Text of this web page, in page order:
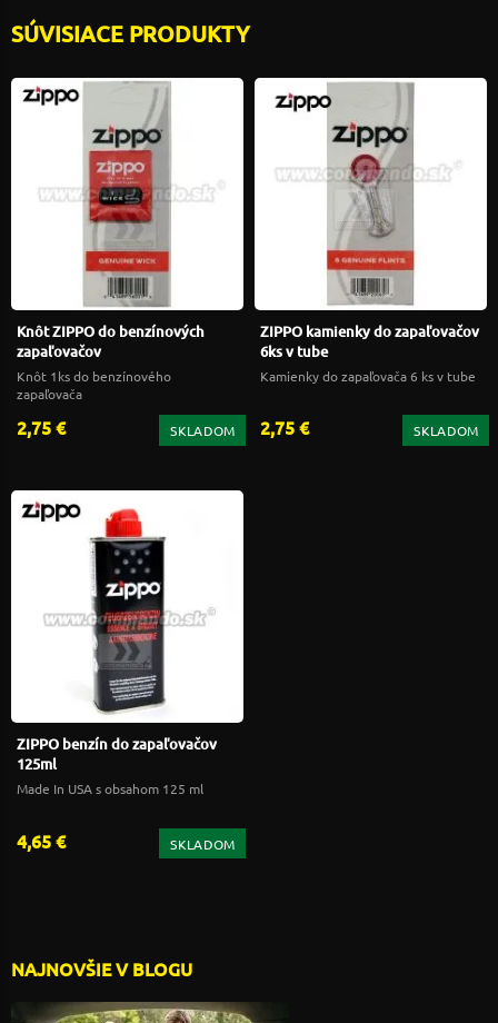
SÚVISIACE PRODUKTY
Knôt ZIPPO do benzínových
zapaľovačov
Knôt 1ks do benzínového
zapaľovača
2,75 € SKLADOM
ZIPPO kamienky do zapaľovačov
6ks v tube
Kamienky do zapaľovača 6 ks v tube
2,75 € SKLADOM
ZIPPO benzín do zapaľovačov
125ml
Made In USA s obsahom 125 ml
4,65 € SKLADOM
NAJNOVŠIE V BLOGU